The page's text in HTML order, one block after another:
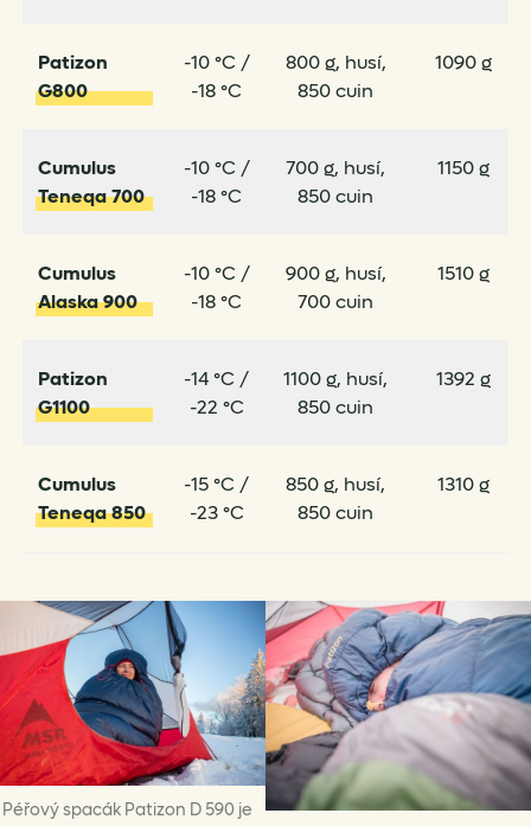
Patizon
G800
-10 °C /
-18 °C
800 g, husí,
850 cuin
1090 g
Cumulus
Teneqa 700
-10 °C /
-18 °C
700 g, husí,
850 cuin
1150 g
Cumulus
Alaska 900
-10 °C /
-18 °C
900 g, husí,
700 cuin
1510 g
Patizon
G1100
-14 °C /
-22 °C
1100 g, husí,
850 cuin
1392 g
Cumulus
Teneqa 850
-15 °C /
-23 °C
850 g, husí,
850 cuin
1310 g
Péřový spacák Patizon D 590 je